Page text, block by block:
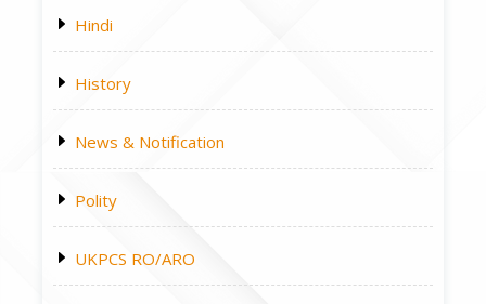
Hindi
History
News & Notification
Polity
UKPCS RO/ARO